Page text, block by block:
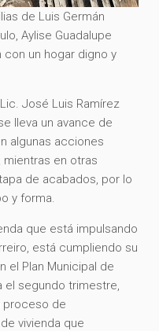
de Luis Germán
Aylise Guadalupe
con un hogar digno y
José Luis Ramírez
lleva un avance de
algunas acciones
en otras
de acabados, por lo
y forma.
que está impulsando
está cumpliendo su
el Plan Municipal de
el segundo trimestre,
proceso de
vivienda que